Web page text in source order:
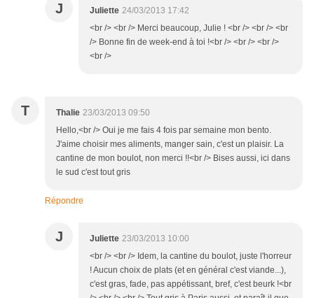
J Juliette 24/03/2013 17:42
<br /> <br /> Merci beaucoup, Julie ! <br /> <br /> <br
/> Bonne fin de week-end à toi !<br /> <br /> <br />
<br />
T Thalie 23/03/2013 09:50
Hello,<br /> Oui je me fais 4 fois par semaine mon bento.
J'aime choisir mes aliments, manger sain, c'est un plaisir. La
cantine de mon boulot, non merci !!<br /> Bises aussi, ici dans
le sud c'est tout gris
Répondre
J Juliette 23/03/2013 10:00
<br /> <br /> Idem, la cantine du boulot, juste l'horreur
! Aucun choix de plats (et en général c'est viande...),
c'est gras, fade, pas appétissant, bref, c'est beurk !<br